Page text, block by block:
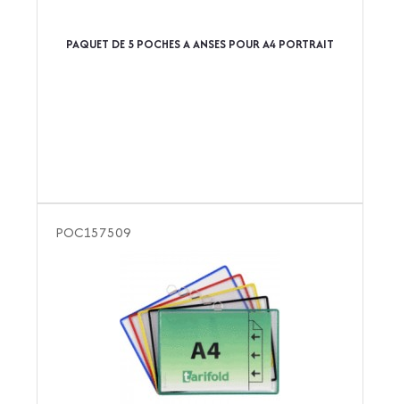
PAQUET DE 5 POCHES A ANSES POUR A4 PORTRAIT
POC157509